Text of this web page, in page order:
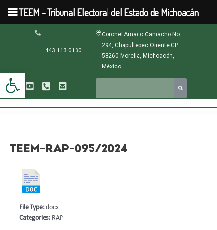
Abrir barra de herramientas
contenido
443 113 0130
Coronel Amado Camacho No.
294, Chapultepec Oriente CP.
58260 Morelia, Michoacán,
México.
TEEM-RAP-095/2024
File Type: docx
Categories: RAP
TEEM - Tribunal Electoral del Estado de Michoacán